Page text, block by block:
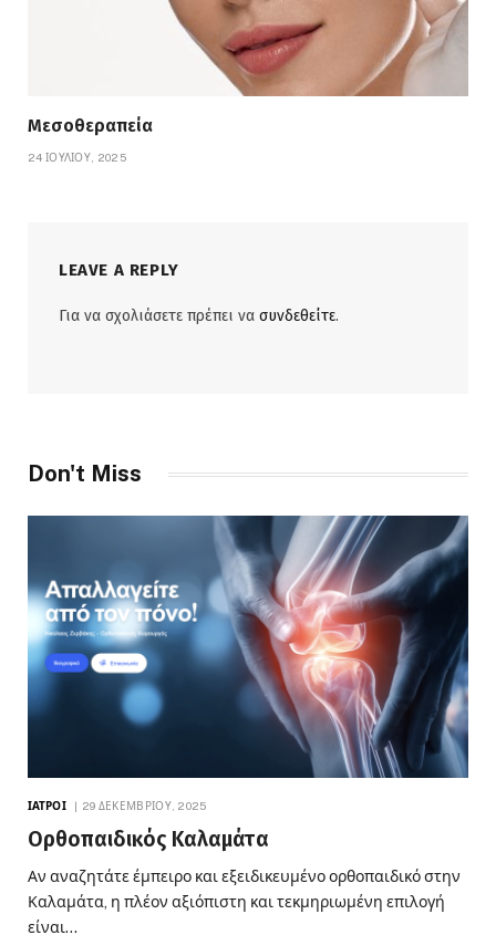
Μεσοθεραπεία
24 ΙΟΥΛΊΟΥ, 2025
LEAVE A REPLY
Για να σχολιάσετε πρέπει να συνδεθείτε.
Don't Miss
ΙΑΤΡΟΊ 29 ΔΕΚΕΜΒΡΊΟΥ, 2025
Ορθοπαιδικός Καλαμάτα
Αν αναζητάτε έμπειρο και εξειδικευμένο ορθοπαιδικό στην
Καλαμάτα, η πλέον αξιόπιστη και τεκμηριωμένη επιλογή
είναι…